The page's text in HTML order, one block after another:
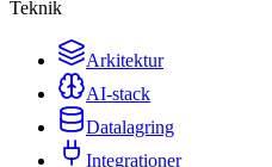
Teknik
Arkitektur
AI-stack
Datalagring
Integrationer